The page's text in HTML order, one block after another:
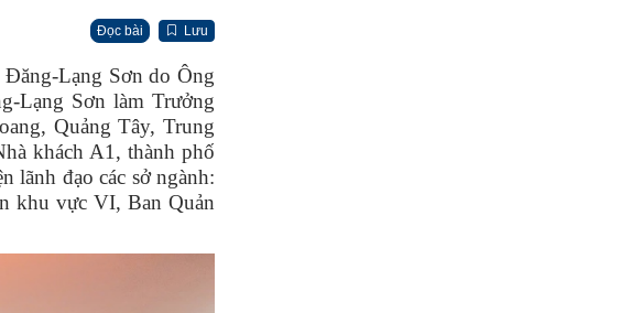
Đọc bài Lưu
Lạng Sơn do Ông
Lạng Sơn làm Trưởng
Quảng Tây, Trung
khách A1, thành phố
lãnh đạo các sở ngành:
khu vực VI, Ban Quản